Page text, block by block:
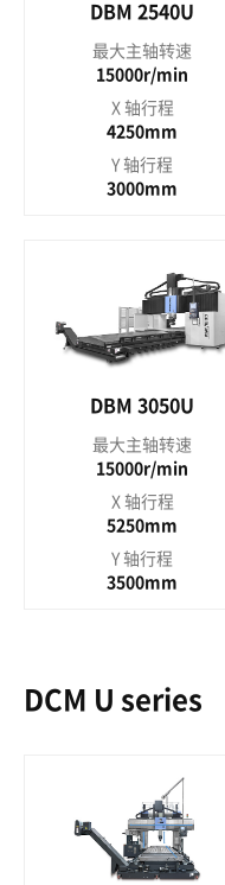
DBM 2540U
最大主轴转速
15000r/min
X 轴行程
4250mm
Y 轴行程
3000mm
DBM 3050U
最大主轴转速
15000r/min
X 轴行程
5250mm
Y 轴行程
3500mm
DCM U series